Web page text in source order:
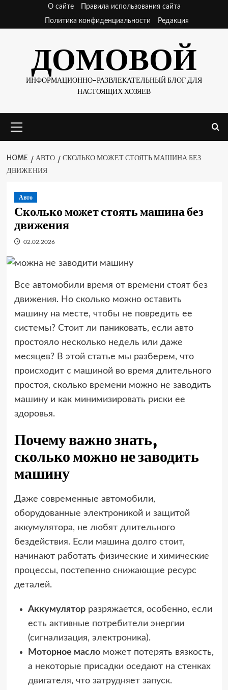
content
О сайте
Правила использования сайта
Политика конфиденциальности
Редакция
ДОМОВОЙ
ИНФОРМАЦИОННО-РАЗВЛЕКАТЕЛЬНЫЙ БЛОГ ДЛЯ
НАСТОЯЩИХ ХОЗЯЕВ
Menu
HOME АВТО
СКОЛЬКО МОЖЕТ СТОЯТЬ МАШИНА БЕЗ
ДВИЖЕНИЯ
Авто
Сколько может стоять машина без
движения
02.02.2026
Все автомобили время от времени стоят без
движения. Но сколько можно оставить
машину на месте, чтобы не повредить ее
системы? Стоит ли паниковать, если авто
простояло несколько недель или даже
месяцев? В этой статье мы разберем, что
происходит с машиной во время длительного
простоя, сколько времени можно не заводить
машину и как минимизировать риски ее
здоровья.
Почему важно знать,
сколько можно не заводить
машину
Даже современные автомобили,
оборудованные электроникой и защитой
аккумулятора, не любят длительного
бездействия. Если машина долго стоит,
начинают работать физические и химические
процессы, постепенно снижающие ресурс
деталей.
Аккумуляторразряжается, особенно, если
есть активные потребители энергии
(сигнализация, электроника).
Моторное масломожет потерять вязкость,
а некоторые присадки оседают на стенках
двигателя, что затрудняет запуск.